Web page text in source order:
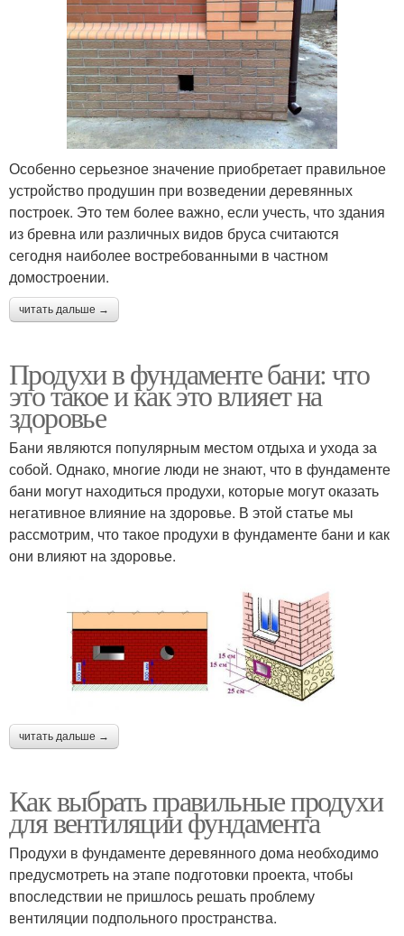
Особенно серьезное значение приобретает правильное
устройство продушин при возведении деревянных
построек. Это тем более важно, если учесть, что здания
из бревна или различных видов бруса считаются
сегодня наиболее востребованными в частном
домостроении.
читать дальше →
Продухи в фундаменте бани: что
это такое и как это влияет на
здоровье
Бани являются популярным местом отдыха и ухода за
собой. Однако, многие люди не знают, что в фундаменте
бани могут находиться продухи, которые могут оказать
негативное влияние на здоровье. В этой статье мы
рассмотрим, что такое продухи в фундаменте бани и как
они влияют на здоровье.
читать дальше →
Как выбрать правильные продухи
для вентиляции фундамента
Продухи в фундаменте деревянного дома необходимо
предусмотреть на этапе подготовки проекта, чтобы
впоследствии не пришлось решать проблему
вентиляции подпольного пространства.